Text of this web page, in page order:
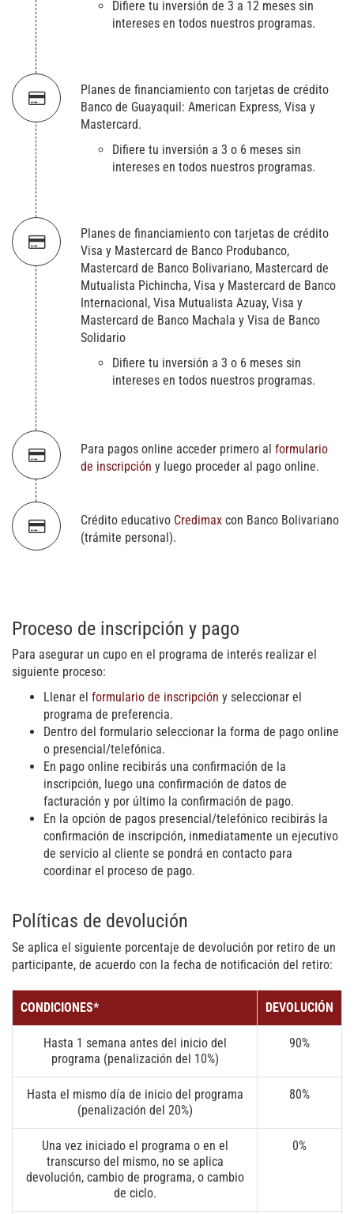
Difiere tu inversión de 3 a 12 meses sin
intereses en todos nuestros programas.
Planes de financiamiento con tarjetas de crédito
Banco de Guayaquil: American Express, Visa y
Mastercard.
Difiere tu inversión a 3 o 6 meses sin
intereses en todos nuestros programas.
Planes de financiamiento con tarjetas de crédito
Visa y Mastercard de Banco Produbanco,
Mastercard de Banco Bolivariano, Mastercard de
Mutualista Pichincha, Visa y Mastercard de Banco
Internacional, Visa Mutualista Azuay, Visa y
Mastercard de Banco Machala y Visa de Banco
Solidario
Difiere tu inversión a 3 o 6 meses sin
intereses en todos nuestros programas.
Para pagos online acceder primero al formulario
de inscripción y luego proceder al pago online.
Crédito educativo Credimax con Banco Bolivariano
(trámite personal).
Proceso de inscripción y pago
Para asegurar un cupo en el programa de interés realizar el
siguiente proceso:
Llenar el formulario de inscripción y seleccionar el
programa de preferencia.
Dentro del formulario seleccionar la forma de pago online
o presencial/telefónica.
En pago online recibirás una confirmación de la
inscripción, luego una confirmación de datos de
facturación y por último la confirmación de pago.
En la opción de pagos presencial/telefónico recibirás la
confirmación de inscripción, inmediatamente un ejecutivo
de servicio al cliente se pondrá en contacto para
coordinar el proceso de pago.
Políticas de devolución
Se aplica el siguiente porcentaje de devolución por retiro de un
participante, de acuerdo con la fecha de notificación del retiro:
CONDICIONES* DEVOLUCIÓN
Hasta 1 semana antes del inicio del
programa (penalización del 10%)
90%
Hasta el mismo día de inicio del programa
(penalización del 20%)
80%
Una vez iniciado el programa o en el
transcurso del mismo, no se aplica
devolución, cambio de programa, o cambio
de ciclo.
0%